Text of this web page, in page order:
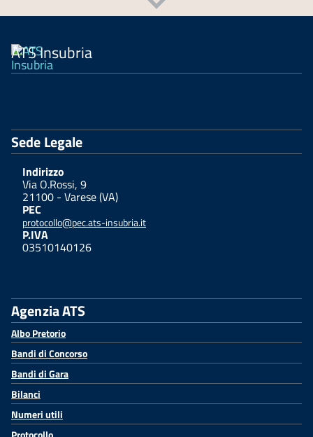
ATS Insubria
Sede Legale
Indirizzo
Via O.Rossi, 9
21100 - Varese (VA)
PEC
protocollo@pec.ats-insubria.it
P.IVA
03510140126
Agenzia ATS
Albo Pretorio
Bandi di Concorso
Bandi di Gara
Bilanci
Numeri utili